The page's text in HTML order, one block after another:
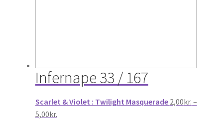
Infernape 33 / 167
Scarlet & Violet : Twilight Masquerade 2,00kr. –
5,00kr.